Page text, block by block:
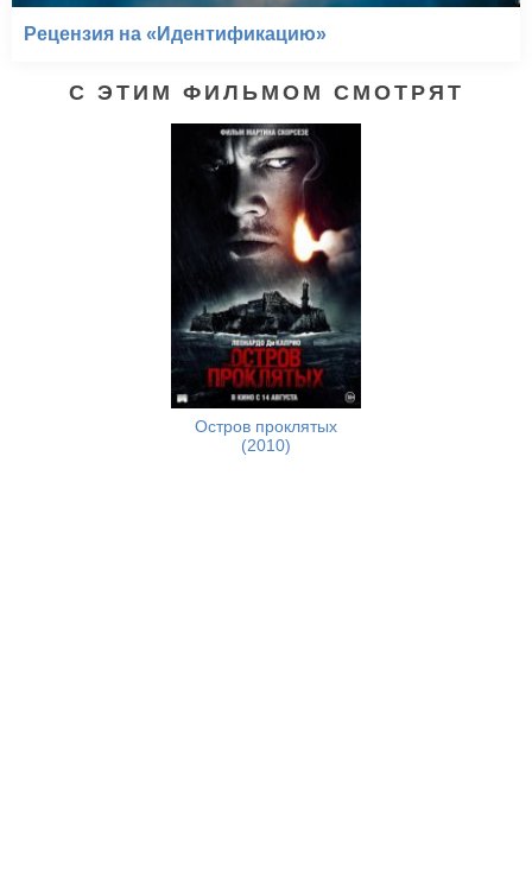
Рецензия на «Идентификацию»
С ЭТИМ ФИЛЬМОМ СМОТРЯТ
Остров проклятых
(2010)